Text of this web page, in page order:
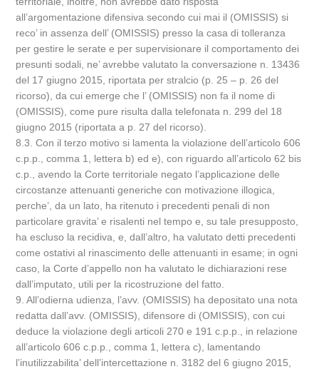
all’argomentazione difensiva secondo cui mai il (OMISSIS) si
reco’ in assenza dell’ (OMISSIS) presso la casa di tolleranza
per gestire le serate e per supervisionare il comportamento dei
presunti sodali, ne’ avrebbe valutato la conversazione n. 13436
del 17 giugno 2015, riportata per stralcio (p. 25 – p. 26 del
ricorso), da cui emerge che l’ (OMISSIS) non fa il nome di
(OMISSIS), come pure risulta dalla telefonata n. 299 del 18
giugno 2015 (riportata a p. 27 del ricorso).
8.3. Con il terzo motivo si lamenta la violazione dell’articolo 606
c.p.p., comma 1, lettera b) ed e), con riguardo all’articolo 62 bis
c.p., avendo la Corte territoriale negato l’applicazione delle
circostanze attenuanti generiche con motivazione illogica,
perche’, da un lato, ha ritenuto i precedenti penali di non
particolare gravita’ e risalenti nel tempo e, su tale presupposto,
ha escluso la recidiva, e, dall’altro, ha valutato detti precedenti
come ostativi al rinascimento delle attenuanti in esame; in ogni
caso, la Corte d’appello non ha valutato le dichiarazioni rese
dall’imputato, utili per la ricostruzione del fatto.
9. All’odierna udienza, l’avv. (OMISSIS) ha depositato una nota
redatta dall’avv. (OMISSIS), difensore di (OMISSIS), con cui
deduce la violazione degli articoli 270 e 191 c.p.p., in relazione
all’articolo 606 c.p.p., comma 1, lettera c), lamentando
l’inutilizzabilita’ dell’intercettazione n. 3182 del 6 giugno 2015,